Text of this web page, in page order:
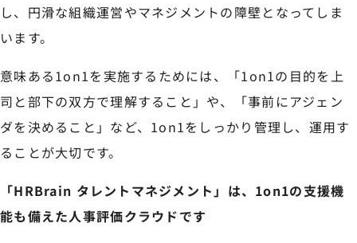
し、円滑な組織運営やマネジメントの障壁となってしま
います。
意味ある1on1を実施するためには、「1on1の目的を上
司と部下の双方で理解すること」や、「事前にアジェン
ダを決めること」など、1on1をしっかり管理し、運用す
ることが大切です。
「HRBrain タレントマネジメント」は、1on1の支援機
能も備えた人事評価クラウドです